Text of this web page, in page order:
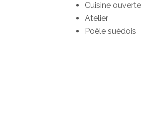
Cuisine ouverte
Atelier
Poêle suédois